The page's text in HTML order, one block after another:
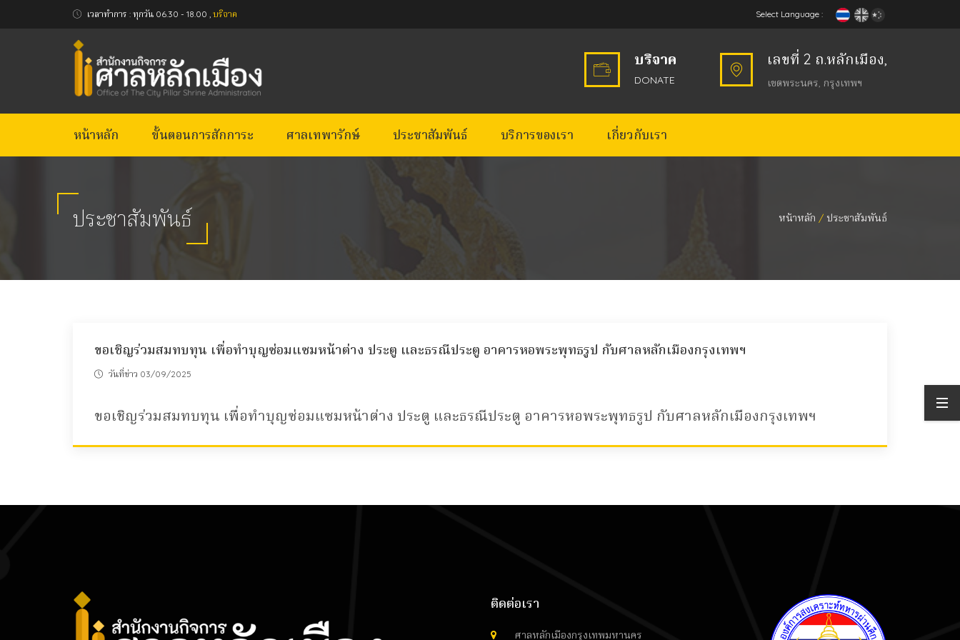
เวลาทำการ : ทุกวัน 06.30 - 18.00 , บริจาค Select Language :
บริจาค
DONATE
เลขที่ 2 ถ.หลักเมือง,
เขตพระนคร, กรุงเทพฯ
หน้าหลัก ขั้นตอนการสักการะ ศาลเทพารักษ์ ประชาสัมพันธ์ บริการของเรา เกี่ยวกับเรา
ประชาสัมพันธ์ หน้าหลัก ประชาสัมพันธ์
ขอเชิญร่วมสมทบทุน เพื่อทำบุญซ่อมแซมหน้าต่าง ประตู และธรณีประตู อาคารหอพระพุทธรูป กับศาลหลักเมืองกรุงเทพฯ
วันที่ข่าว 03/09/2025
ขอเชิญร่วมสมทบทุน เพื่อทำบุญซ่อมแซมหน้าต่าง ประตู และธรณีประตู อาคารหอพระพุทธรูป กับศาลหลักเมืองกรุงเทพฯ
ติดต่อเรา
ศาลหลักเมืองกรุงเทพมหานคร